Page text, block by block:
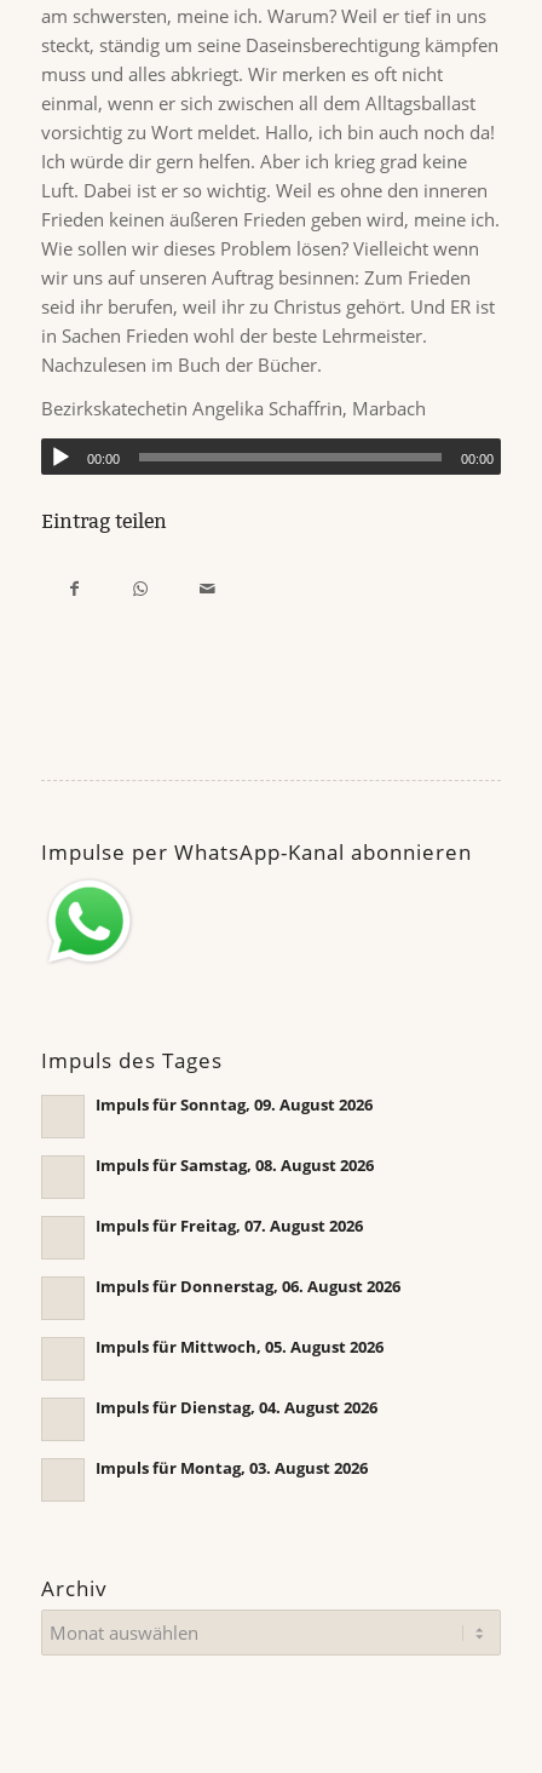
am schwersten, meine ich. Warum? Weil er tief in uns
steckt, ständig um seine Daseinsberechtigung kämpfen
muss und alles abkriegt. Wir merken es oft nicht
einmal, wenn er sich zwischen all dem Alltagsballast
vorsichtig zu Wort meldet. Hallo, ich bin auch noch da!
Ich würde dir gern helfen. Aber ich krieg grad keine
Luft. Dabei ist er so wichtig. Weil es ohne den inneren
Frieden keinen äußeren Frieden geben wird, meine ich.
Wie sollen wir dieses Problem lösen? Vielleicht wenn
wir uns auf unseren Auftrag besinnen: Zum Frieden
seid ihr berufen, weil ihr zu Christus gehört. Und ER ist
in Sachen Frieden wohl der beste Lehrmeister.
Nachzulesen im Buch der Bücher.
Bezirkskatechetin Angelika Schaffrin, Marbach
00:00 00:00
Eintrag teilen
Impulse per WhatsApp-Kanal abonnieren
Impuls des Tages
Impuls für Sonntag, 09. August 2026
Impuls für Samstag, 08. August 2026
Impuls für Freitag, 07. August 2026
Impuls für Donnerstag, 06. August 2026
Impuls für Mittwoch, 05. August 2026
Impuls für Dienstag, 04. August 2026
Impuls für Montag, 03. August 2026
Archiv